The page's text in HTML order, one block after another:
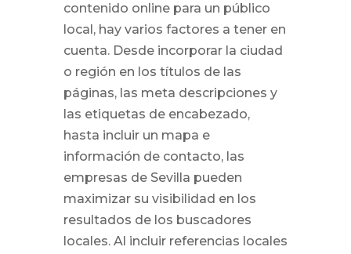
contenido online para un público
local, hay varios factores a tener en
cuenta. Desde incorporar la ciudad
o región en los títulos de las
páginas, las meta descripciones y
las etiquetas de encabezado,
hasta incluir un mapa e
información de contacto, las
empresas de Sevilla pueden
maximizar su visibilidad en los
resultados de los buscadores
locales. Al incluir referencias locales